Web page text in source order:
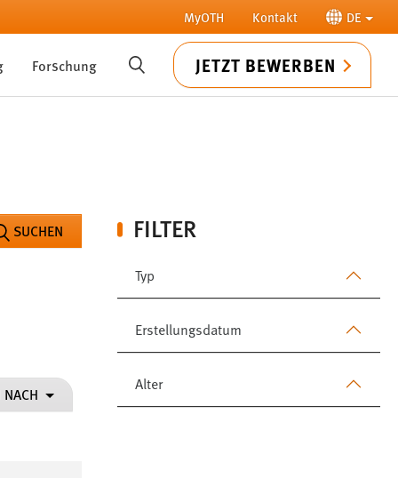
MyOTH Kontakt DE
Forschung SUCHE JETZT BEWERBEN
FILTER
Typ
Erstellungsdatum
Alter
SUCHEN
NACH